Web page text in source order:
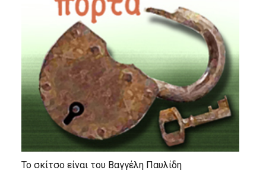
Το σκίτσο είναι του Βαγγέλη Παυλίδη